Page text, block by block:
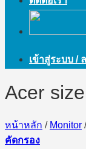
เข้าสู่ระบบ /
Acer
หน้าหลัก / Monitor /
คัดกรอง